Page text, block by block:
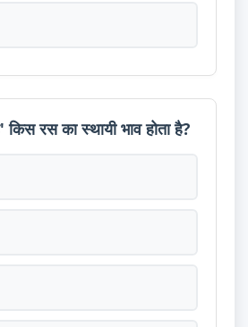
रस का स्थायी भाव होता है?